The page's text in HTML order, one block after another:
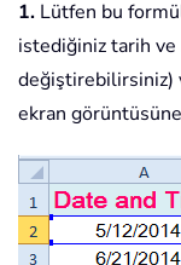
1. Lütfen bu
istediğiniz tarih ve
değiştirebilirsiniz)
ekran görüntüsüne